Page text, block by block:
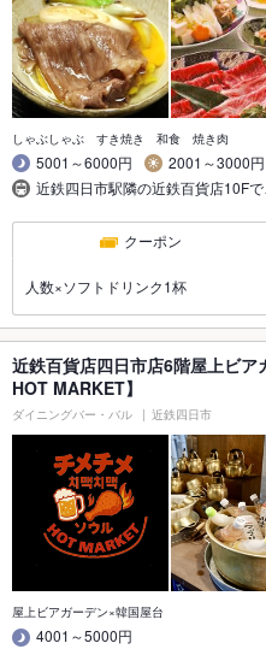
しゃぶしゃぶ すき焼き 和食 焼き肉
5001～6000円
2001～3000円
近鉄四日市駅隣の近鉄百貨店10Fで
クーポン
人数×ソフトドリンク1杯
近鉄百貨店四日市店6階屋上ビ
HOT MARKET】
ダイニングバー・バル 近鉄四日市
屋上ビアガーデン×韓国屋台
4001～5000円